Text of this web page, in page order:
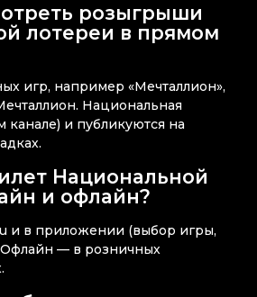
розыгрыши
лотереи в прямом
игр, например «Мечталлион»,
Национальная
и публикуются на
Национальной
и офлайн?
и в приложении (выбор игры,
Офлайн — в розничных